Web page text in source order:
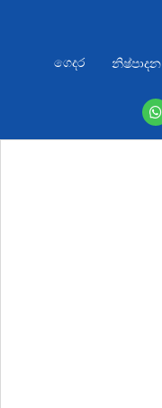
ගෙදර නිෂ්පාදන